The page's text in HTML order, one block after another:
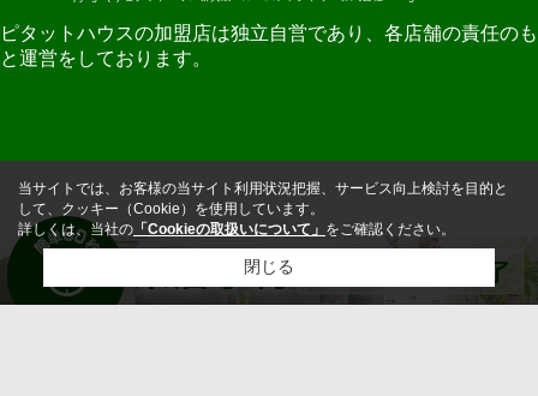
ピタットハウスの加盟店は独立自営であり、各店舗の責任のも
と運営をしております。
当サイトでは、お客様の当サイト利用状況把握、サービス向上検討を目的と
して、クッキー（Cookie）を使用しています。
詳しくは、当社の 「Cookieの取扱いについて」 をご確認ください。
閉じる